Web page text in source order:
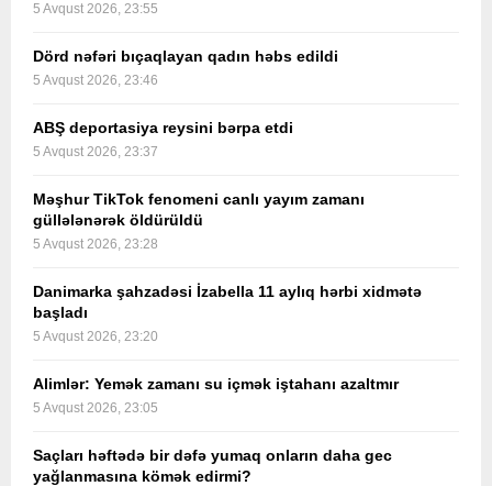
5 Avqust 2026, 23:55
Dörd nəfəri bıçaqlayan qadın həbs edildi
5 Avqust 2026, 23:46
ABŞ deportasiya reysini bərpa etdi
5 Avqust 2026, 23:37
Məşhur TikTok fenomeni canlı yayım zamanı
güllələnərək öldürüldü
5 Avqust 2026, 23:28
Danimarka şahzadəsi İzabella 11 aylıq hərbi xidmətə
başladı
5 Avqust 2026, 23:20
Alimlər: Yemək zamanı su içmək iştahanı azaltmır
5 Avqust 2026, 23:05
Saçları həftədə bir dəfə yumaq onların daha gec
yağlanmasına kömək edirmi?